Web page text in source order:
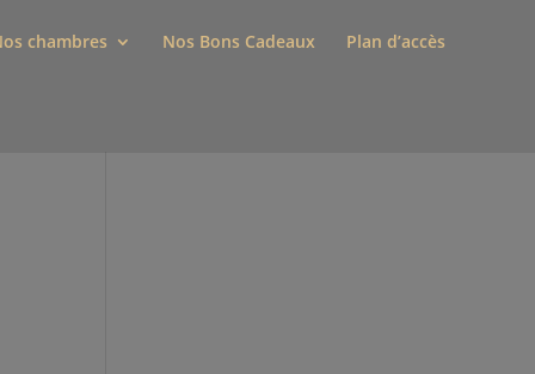
chambres Nos Bons Cadeaux
Plan d’accès